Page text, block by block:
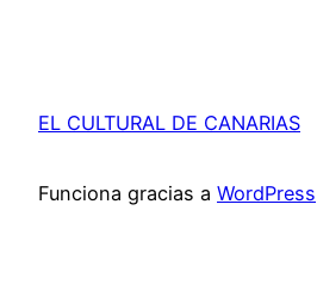
EL CULTURAL DE CANARIAS
Funciona gracias a WordPress